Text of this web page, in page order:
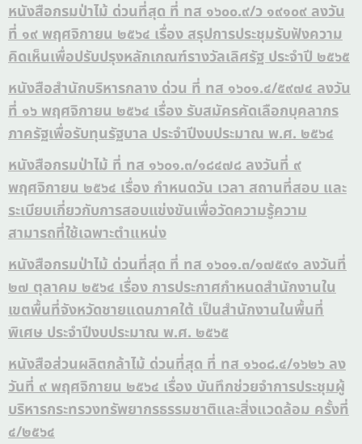
หนังสือกรมป่าไม้ ด่วนที่สุด ที่ ทส ๑๖๐๐.๙/ว ๑๙๑๐๙ ลงวัน
ที่ ๑๙ พฤศจิกายน ๒๕๖๔ เรื่อง สรุปการประชุมรับฟังความ
คิดเห็นเพื่อปรับปรุงหลักเกณฑ์รางวัลเลิศรัฐ ประจำปี ๒๕๖๕
หนังสือสำนักบริหารกลาง ด่วน ที่ ทส ๑๖๐๑.๔/๕๙๗๔ ลงวัน
ที่ ๑๖ พฤศจิกายน ๒๕๖๔ เรื่อง รับสมัครคัดเลือกบุคลากร
ภาครัฐเพื่อรับทุนรัฐบาล ประจำปีงบประมาณ พ.ศ. ๒๕๖๔
หนังสือกรมป่าไม้ ที่ ทส ๑๖๐๑.๓/๑๘๔๗๘ ลงวันที่ ๙
พฤศจิกายน ๒๕๖๔ เรื่อง กำหนดวัน เวลา สถานที่สอบ และ
ระเบียบเกี่ยวกับการสอบแข่งขันเพื่อวัดความรู้ความ
สามารถที่ใช้เฉพาะตำแหน่ง
หนังสือกรมป่าไม้ ด่วนที่สุด ที่ ทส ๑๖๐๑.๓/๑๗๕๙๑ ลงวันที่
๒๗ ตุลาคม ๒๕๖๔ เรื่อง การประกาศกำหนดสำนักงานใน
เขตพื้นที่จังหวัดชายแดนภาคใต้ เป็นสำนักงานในพื้นที่
พิเศษ ประจำปีงบประมาณ พ.ศ. ๒๕๖๕
หนังสือส่วนผลิตกล้าไม้ ด่วนที่สุด ที่ ทส ๑๖๐๘.๔/๑๖๒๖ ลง
วันที่ ๙ พฤศจิกายน ๒๕๖๔ เรื่อง บันทึกช่วยจำการประชุมผู้
บริหารกระทรวงทรัพยากรธรรมชาติและสิ่งแวดล้อม ครั้งที่
๔/๒๕๖๔